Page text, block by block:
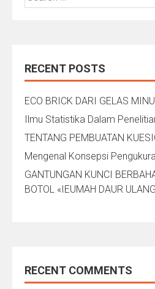
for:
RECENT POSTS
ECO BRICK DARI GELAS
Ilmu Statistika Dalam
TENTANG PEMBUATAN
Mengenal Konsepsi
GANTUNGAN KUNCI
BOTOL «IEUMAH DAUR
RECENT COMMENTS